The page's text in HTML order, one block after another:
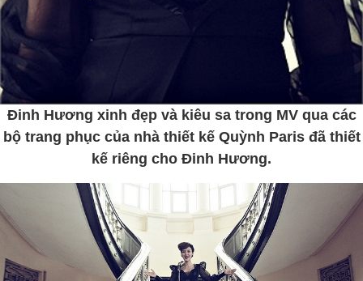
Đinh Hương xinh đẹp và kiêu sa trong MV qua các
bộ trang phục của nhà thiết kế Quỳnh Paris đã thiết
kế riêng cho Đinh Hương.